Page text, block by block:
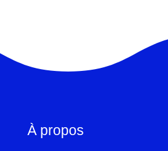
À propos